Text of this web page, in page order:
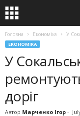
Головна Економіка У
ЕКОНОМІКА
У
доріг
Автор Марченко Ігор -